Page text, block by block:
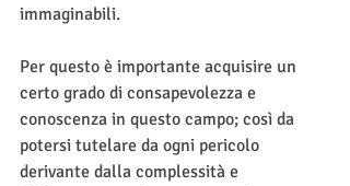
immaginabili.
Per questo è importante acquisire un
certo grado di consapevolezza e
conoscenza in questo campo; così da
potersi tutelare da ogni pericolo
derivante dalla complessità e